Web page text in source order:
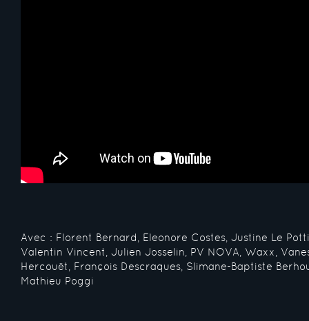
Avec : Florent Bernard, Eleonore Costes, Justine Le
Valentin Vincent, Julien Josselin, PV NOVA, Waxx,
Hercouët, François Descraques, Slimane-Baptiste
Mathieu Poggi